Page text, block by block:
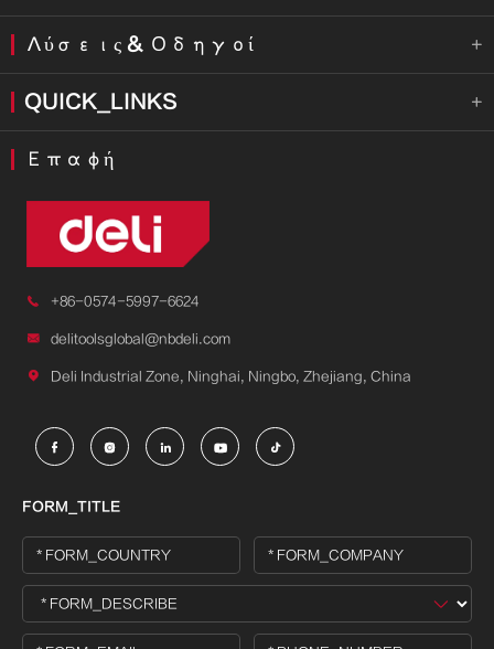
Λύσεις & Οδηγοί 
QUICK_LINKS 
Επαφή
 +86-0574-5997-6624
 delitoolsglobal@nbdeli.com
 Deli Industrial Zone, Ninghai, Ningbo, Zhejiang, China
    
FORM_TITLE